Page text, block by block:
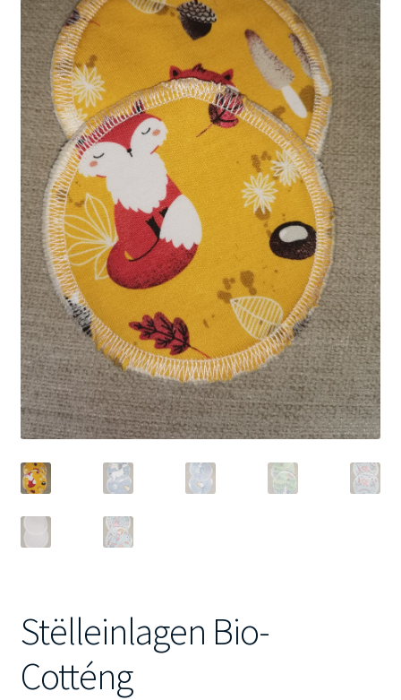
Kontakt
Stëlleinlagen Bio-
Cotténg